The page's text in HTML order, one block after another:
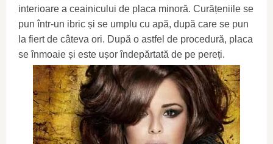
interioare a ceainicului de placa minoră. Curățeniile se
pun într-un ibric și se umplu cu apă, după care se pun
la fiert de câteva ori. După o astfel de procedură, placa
se înmoaie și este ușor îndepărtată de pe pereți.